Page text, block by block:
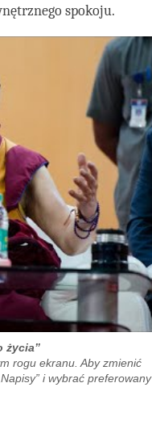
spokoju.
życia”
rogu ekranu. Aby zmienić
i wybrać preferowany